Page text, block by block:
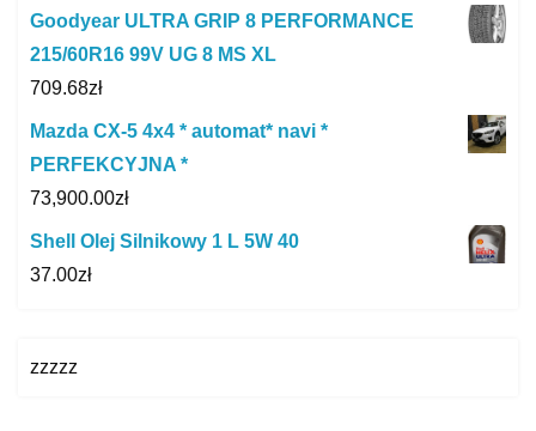
Goodyear ULTRA GRIP 8 PERFORMANCE
215/60R16 99V UG 8 MS XL
709.68zł
Mazda CX-5 4x4 * automat* navi *
PERFEKCYJNA *
73,900.00zł
Shell Olej Silnikowy 1 L 5W 40
37.00zł
zzzzz